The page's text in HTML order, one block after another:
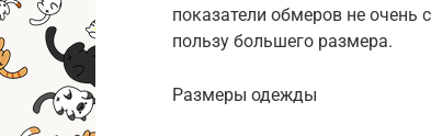
показатели обмеров не
пользу большего размера.
Размеры одежды